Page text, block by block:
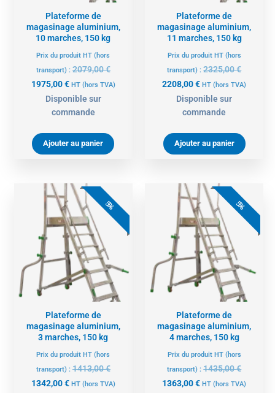
Plateforme de
magasinage aluminium,
10 marches, 150 kg
Prix du produit HT (hors
transport) : 2079,00€
1975,00€ HT (hors TVA)
Disponible sur
commande
Ajouter au panier
Plateforme de
magasinage aluminium,
11 marches, 150 kg
Prix du produit HT (hors
transport) :2325,00€
2208,00€ HT (hors TVA)
Disponible sur
commande
Ajouter au panier
5%
Plateforme de
magasinage aluminium,
3 marches, 150 kg
Prix du produit HT (hors
transport) : 1413,00€
prix
initial
était :
1342,00€
Le
prix
actuel
est :
1342,00 €.
HT (hors TVA)
5%
Plateforme de
magasinage aluminium,
4 marches, 150 kg
Prix du produit HT (hors
transport) :1435,00€
prix
initial
était :
1363,00€
Le
prix
actuel
est :
1363,00 €.
HT (hors TVA)